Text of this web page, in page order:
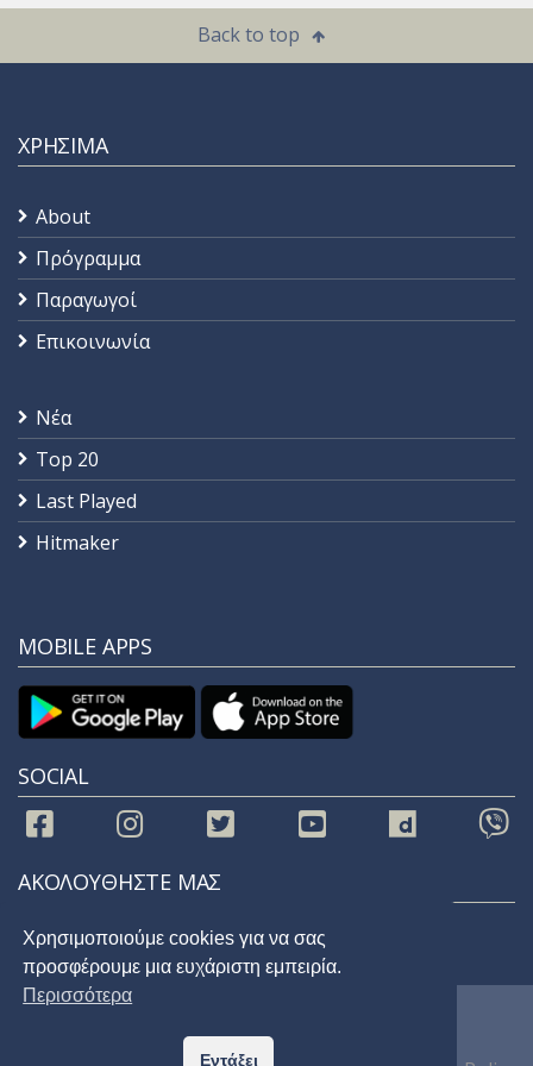
Back to top
ΧΡΗΣΙΜΑ
About
Πρόγραμμα
Παραγωγοί
Επικοινωνία
Νέα
Top 20
Last Played
Hitmaker
MOBILE APPS
SOCIAL
ΑΚΟΛΟΥΘΗΣΤΕ ΜΑΣ
STAR 92.9| All Rights Reserved
Χρησιμοποιούμε cookies για να σας
προσφέρουμε μια ευχάριστη εμπειρία.
Περισσότερα
Εντάξει